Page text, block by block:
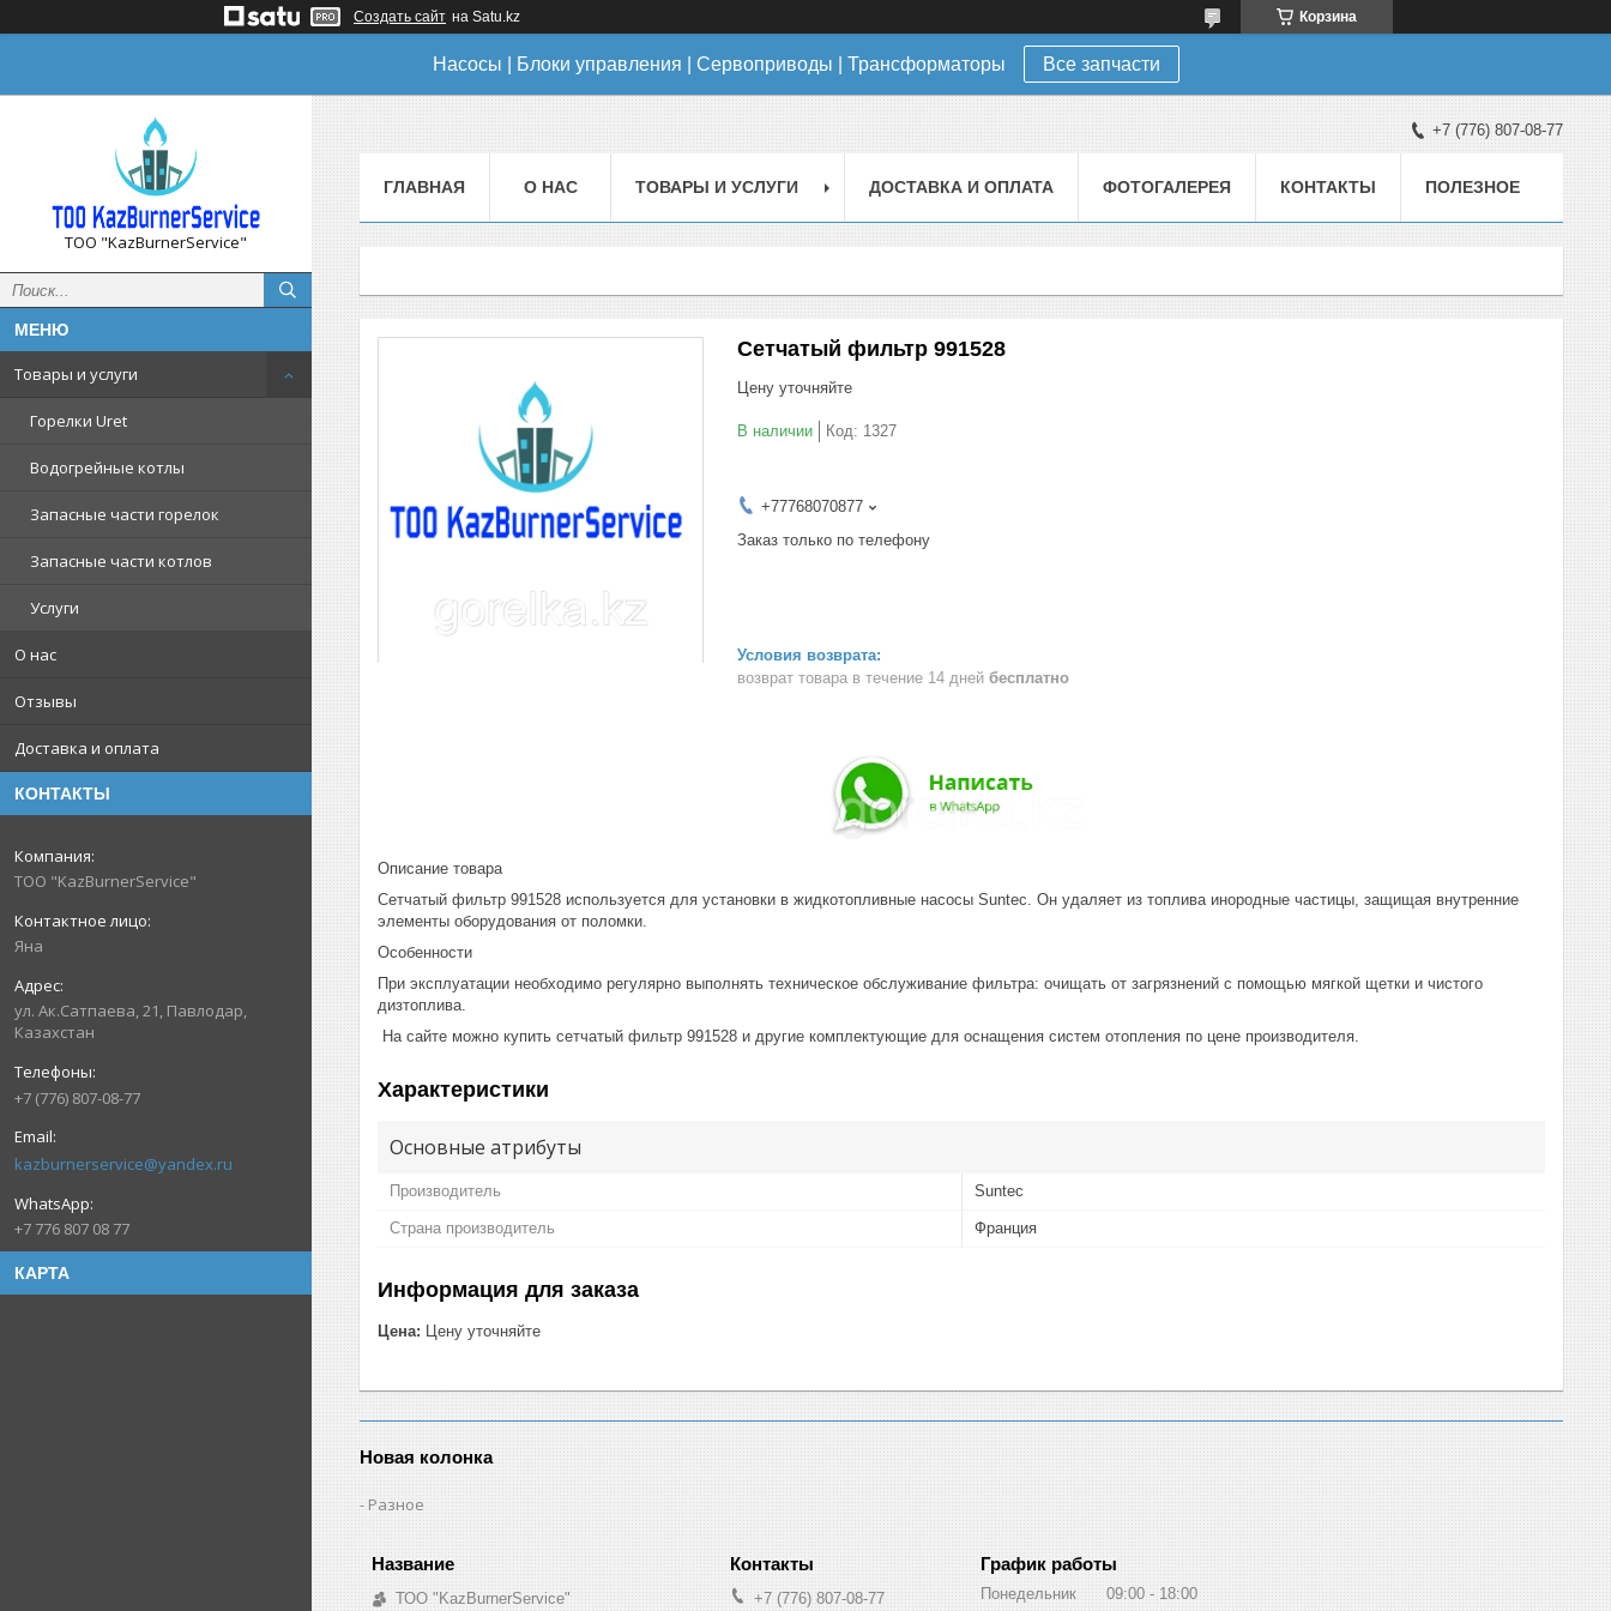
Создать сайт на Satu.kz Корзина
Насосы | Блоки управления | Сервоприводы | Трансформаторы Все запчасти
ТОО "KazBurnerService"
Товары и услуги
Горелки Uret
Водогрейные котлы
Запасные части горелок
Запасные части котлов
Услуги
О нас
Отзывы
Доставка и оплата
КОНТАКТЫ
ТОО "KazBurnerService"
Яна
ул. Ак.Сатпаева, 21, Павлодар,
Казахстан
+7 (776) 807-08-77
kazburnerservice@yandex.ru
+7 776 807 08 77
КАРТА
+7 (776) 807-08-77
ГЛАВНАЯ О НАС ТОВАРЫ И УСЛУГИ ДОСТАВКА И ОПЛАТА ФОТОГАЛЕРЕЯ КОНТАКТЫ ПОЛЕЗНОЕ
Сетчатый фильтр 991528
Цену уточняйте
В наличии Код: 1327
+77768070877
Заказ только по телефону
возврат товара в течение 14 дней бесплатно
Описание товара
Сетчатый фильтр 991528 используется для установки в жидкотопливные насосы Suntec. Он удаляет из топлива инородные частицы, защищая внутренние
элементы оборудования от поломки.
Особенности
При эксплуатации необходимо регулярно выполнять техническое обслуживание фильтра: очищать от загрязнений с помощью мягкой щетки и чистого
дизтоплива.
На сайте можно купить сетчатый фильтр 991528 и другие комплектующие для оснащения систем отопления по цене производителя.
Характеристики
Основные атрибуты
Производитель Suntec
Страна производитель Франция
Информация для заказа
Цена: Цену уточняйте
Новая колонка
Разное
ТОО "KazBurnerService" +7 (776) 807-08-77
График работы
Понедельник 09:00 18:00